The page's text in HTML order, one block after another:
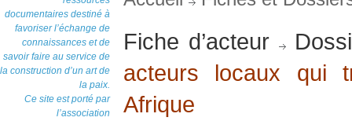
documentaires destiné à
favoriser l’échange de
connaissances et de
savoir faire au service de
la construction d’un art de
la paix.
Ce site est porté par
l’association
Fiche d’acteur
acteurs locaux qui
Afrique